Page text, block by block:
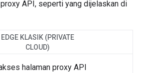
API, seperti yang dijelaskan di
EDGE KLASIK (PRIVATE
CLOUD)
halaman proxy API